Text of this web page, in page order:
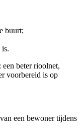
buurt;
beter rioolnet,
voorbereid is op
een bewoner tijdens